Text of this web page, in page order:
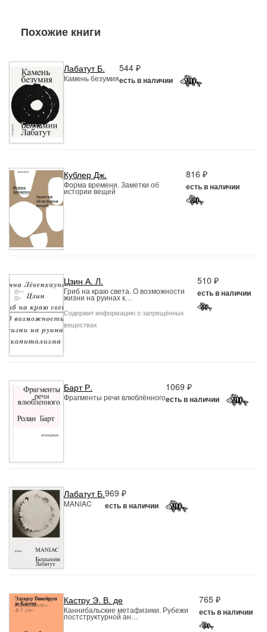
Похожие книги
Лабатут Б.
Камень безумия
544 ₽
есть в наличии
Кублер Дж.
Форма времени. Заметки об
истории вещей
816 ₽
есть в наличии
Цзин А. Л.
Гриб на краю света. О возможности
жизни на руинах к…
Содержит информацию о запрещённых
веществах
510 ₽
есть в наличии
Барт Р.
Фрагменты речи влюблённого
1069 ₽
есть в наличии
Лабатут Б.
MANIAC
969 ₽
есть в наличии
Кастру Э. В. де
Каннибальские метафизики. Рубежи
постструктурной ан…
765 ₽
есть в наличии